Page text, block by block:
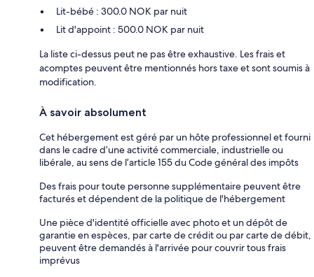
Lit-bébé : 300.0 NOK par nuit
Lit d'appoint : 500.0 NOK par nuit
La liste ci-dessus peut ne pas être exhaustive. Les frais et
acomptes peuvent être mentionnés hors taxe et sont soumis à
modification.
À savoir absolument
Cet hébergement est géré par un hôte professionnel et fourni
dans le cadre d’une activité commerciale, industrielle ou
libérale, au sens de l’article 155 du Code général des impôts
Des frais pour toute personne supplémentaire peuvent être
facturés et dépendent de la politique de l'hébergement
Une pièce d'identité officielle avec photo et un dépôt de
garantie en espèces, par carte de crédit ou par carte de débit,
peuvent être demandés à l'arrivée pour couvrir tous frais
imprévus